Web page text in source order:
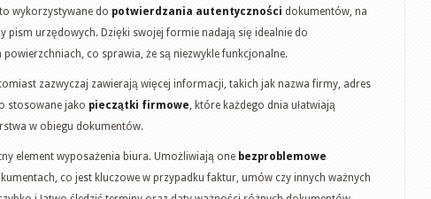
wykorzystywane do potwierdzania autentyczności dokumentów, na
pism urzędowych. Dzięki swojej formie nadają się idealnie do
co sprawia, że są niezwykle funkcjonalne.
zazwyczaj zawierają więcej informacji, takich jak nazwa firmy, adres
stosowane jako pieczątki firmowe , które każdego dnia ułatwiają
w obiegu dokumentów.
element wyposażenia biura. Umożliwiają one bezproblemowe
co jest kluczowe w przypadku faktur, umów czy innych ważnych